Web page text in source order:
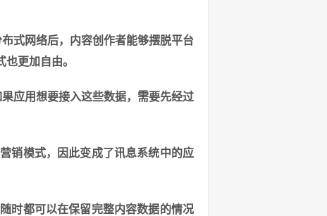
式网络后，内容创作者能够摆脱平台
更加自由。
应用想要接入这些数据，需要先经过
销模式，因此变成了讯息系统中的应
时都可以在保留完整内容数据的情况